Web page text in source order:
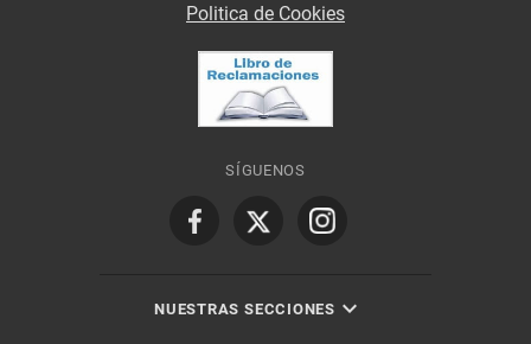
Politica de Cookies
SÍGUENOS
NUESTRAS SECCIONES